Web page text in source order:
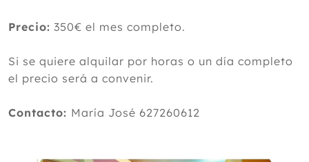
Precio: 350€ el mes completo.
Si se quiere alquilar por horas o un día completo
el precio será a convenir.
Contacto: María José 627260612